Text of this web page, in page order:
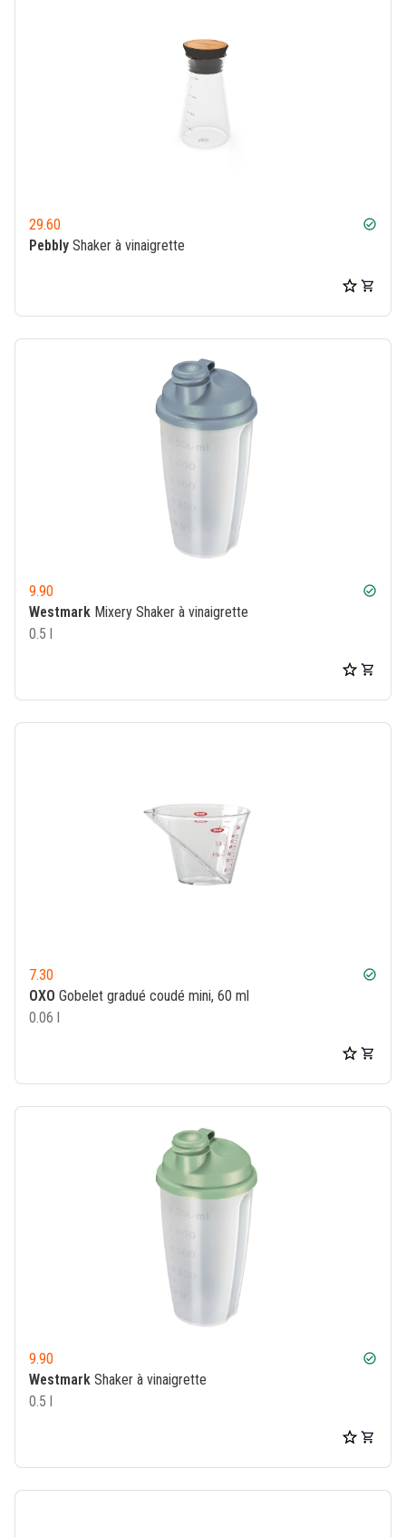
29.60 check_circle
Pebbly Shaker à vinaigrette
9.90 check_circle
Westmark Mixery Shaker à vinaigrette
0.5 l
7.30 check_circle
OXO Gobelet gradué coudé mini, 60 ml
0.06 l
9.90 check_circle
Westmark Shaker à vinaigrette
0.5 l